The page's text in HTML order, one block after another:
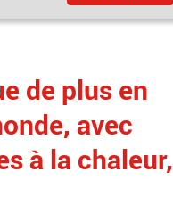
de plus en
avec
à la chaleur,